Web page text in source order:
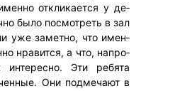
от­кли­ка­ет­ся у де­
бы­ло пос­мотреть в зал
уже за­мет­но, что имен­
нра­вит­ся, а что, нап­ро­
Эти ре­бята
Они под­ме­ча­ют в